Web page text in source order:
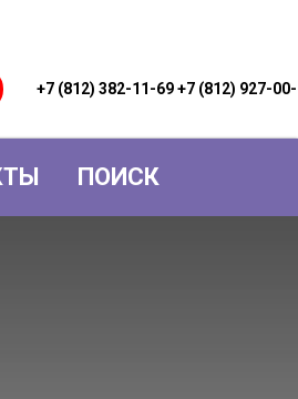
+7 (812) 382-11-69 +7 (812)
ПОИСК